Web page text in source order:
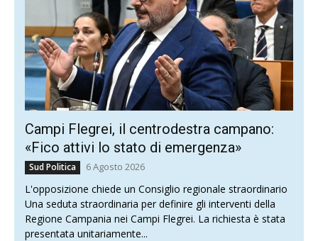
Campi Flegrei, il centrodestra campano:
«Fico attivi lo stato di emergenza»
Sud Politica 6 Agosto 2026
L'opposizione chiede un Consiglio regionale straordinario
Una seduta straordinaria per definire gli interventi della
Regione Campania nei Campi Flegrei. La richiesta è stata
presentata unitariamente...